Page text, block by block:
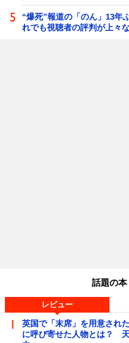
“爆死”報道の「のん」13
れでも視聴者の評判が上々
話題の本
レビュー
英国で「末席」を用意され
に呼び寄せた人物とは？